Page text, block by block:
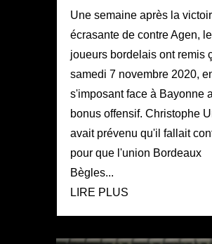
Une semaine après la
écrasante de contre Agen,
joueurs bordelais ont remis
samedi 7 novembre 2020,
s'imposant face à Bayonne
bonus offensif. Christophe
avait prévenu qu'il fallait
pour que l'union Bordeaux
Bègles...
LIRE PLUS